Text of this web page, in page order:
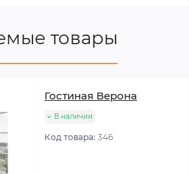
товары
Гостиная Верона
В наличии
Код товара: 346